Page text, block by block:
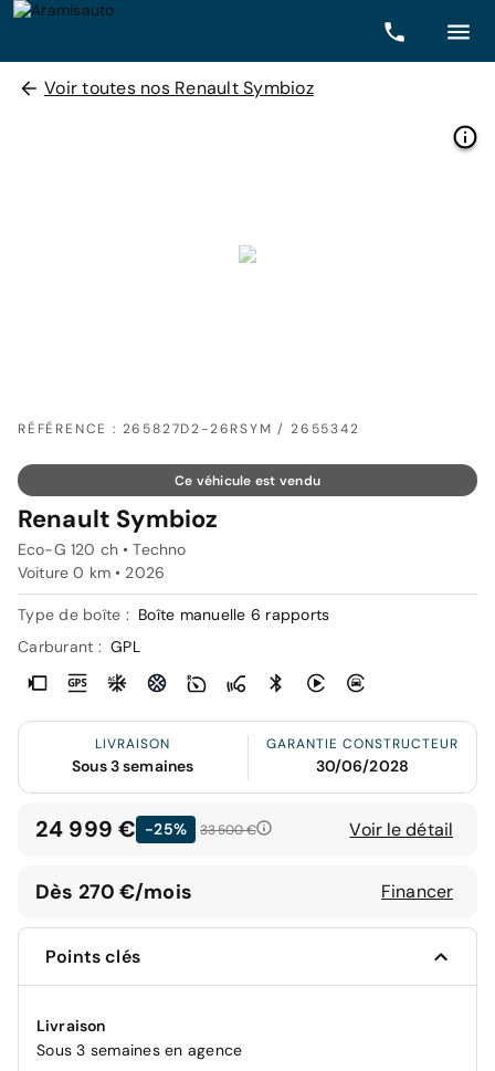
Voir toutes nos Renault Symbioz
RÉFÉRENCE : 265827D2-26RSYM / 2655342
Ce véhicule est vendu
Renault Symbioz
Eco-G 120 ch • Techno
Voiture 0 km • 2026
Type de boîte : Boîte manuelle 6 rapports
Carburant : GPL
LIVRAISON
Sous 3 semaines
GARANTIE CONSTRUCTEUR
30/06/2028
24 999 € -25% 33 500 € Voir le détail
Dès 270 €/mois Financer
Points clés
Livraison
Sous 3 semaines en agence